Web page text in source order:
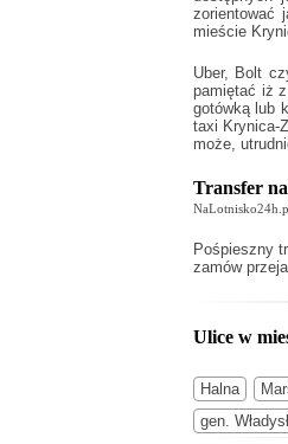
zorientować
mieście
Uber, Bolt
pamiętać iż
gotówką lub
taxi Krynica-
może,
Transfer
Pośpieszny
zamów
Ulice w
Halna
gen.